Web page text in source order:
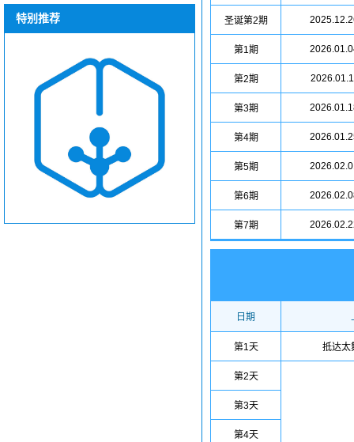
特别推荐 圣诞第2期
第1期
第2期
第3期
第4期
第5期
第6期
第7期
日期
第1天 抵达太
第2天
第3天
第4天